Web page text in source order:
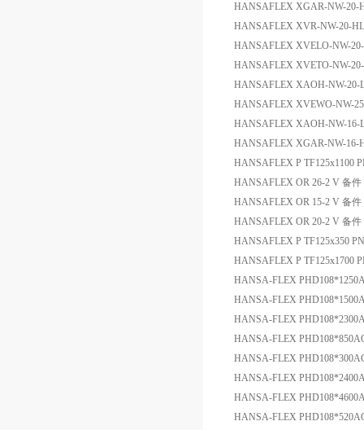
HANSAFLEX XGAR-NW-20-
HANSAFLEX XVR-NW-20-
HANSAFLEX XVELO-NW-
HANSAFLEX XVETO-NW-
HANSAFLEX XAOH-NW-20-
HANSAFLEX XVEWO-NW-
HANSAFLEX XAOH-NW-16-
HANSAFLEX XGAR-NW-16-
HANSAFLEX P TF125x1100
HANSAFLEX OR 26-2 V 备件
HANSAFLEX OR 15-2 V 备件
HANSAFLEX OR 20-2 V 备件
HANSAFLEX P TF125x350
HANSAFLEX P TF125x1700
HANSA-FLEX
HANSA-FLEX
HANSA-FLEX
HANSA-FLEX
HANSA-FLEX
HANSA-FLEX
HANSA-FLEX
HANSA-FLEX